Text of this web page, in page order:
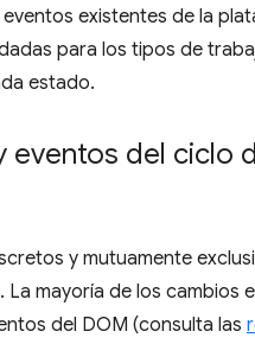
existentes de la
para los tipos de
estado.
del ciclo
y mutuamente
mayoría de los cambios
del DOM (consulta las